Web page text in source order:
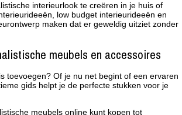
interieurlook te creëren in je huis of
low budget interieurideeën en
maken dat er geweldig uitziet zonder
meubels en accessoires
toevoegen? Of je nu net begint of een ervaren
gids helpt je de perfecte stukken voor je
meubels online kunt kopen tot